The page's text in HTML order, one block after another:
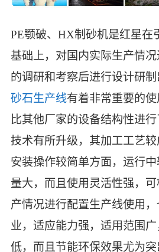
PE颚破、HX制砂机是红星在
基础上，对国内实际生产情
的调研和考察后进行设计研
砂石生产线有着非常重要的
比其他厂家的设备结构性进
技术有所升级，其加工工艺
安装操作较简单方面，运行
量大，而且使用灵活性强，
产情况进行配置生产线使用
业，适应能力强，适用范围
低，而且节能环保效果尤为